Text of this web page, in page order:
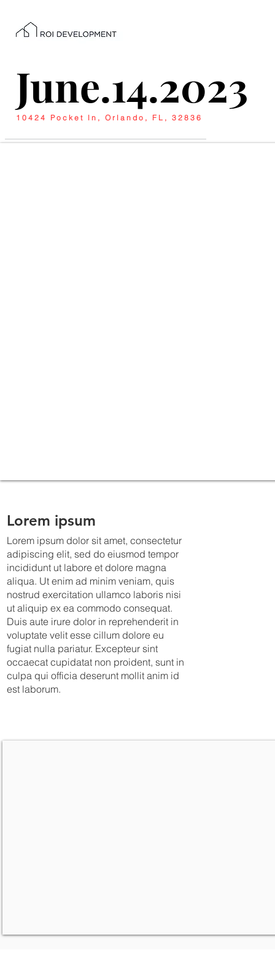
June.14.2023
10424 Pocket ln, Orlando, FL, 32836
Lorem ipsum
Lorem ipsum dolor sit amet, consectetur
adipiscing elit, sed do eiusmod tempor
incididunt ut labore et dolore magna
aliqua. Ut enim ad minim veniam, quis
nostrud exercitation ullamco laboris nisi
ut aliquip ex ea commodo consequat.
Duis aute irure dolor in reprehenderit in
voluptate velit esse cillum dolore eu
fugiat nulla pariatur. Excepteur sint
occaecat cupidatat non proident, sunt in
culpa qui officia deserunt mollit anim id
est laborum.